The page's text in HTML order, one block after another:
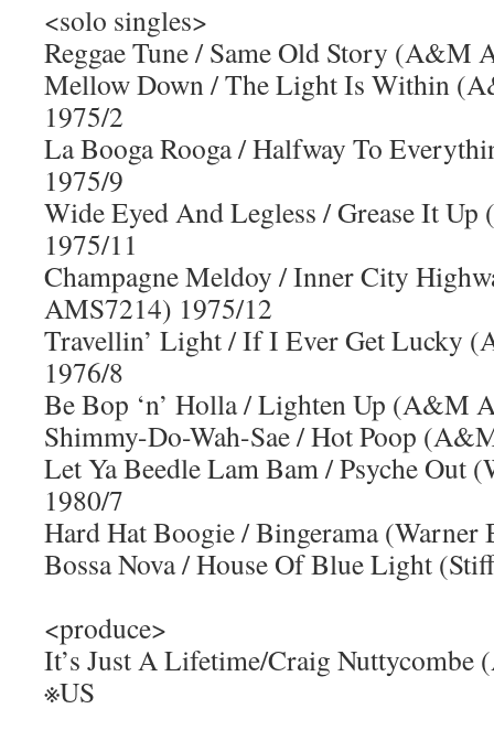
<solo singles>
Reggae Tune / Same Old Story (A&M
Mellow Down / The Light Is Within
1975/2
La Booga Rooga / Halfway To
1975/9
Wide Eyed And Legless / Grease It
1975/11
Champagne Meldoy / Inner City
AMS7214) 1975/12
Travellin’ Light / If I Ever Get Lucky
1976/8
Be Bop ‘n’ Holla / Lighten Up (A&M
Shimmy-Do-Wah-Sae / Hot Poop
Let Ya Beedle Lam Bam / Psyche Out
1980/7
Hard Hat Boogie / Bingerama
Bossa Nova / House Of Blue Light
<produce>
It’s Just A Lifetime/Craig Nuttycombe
※US